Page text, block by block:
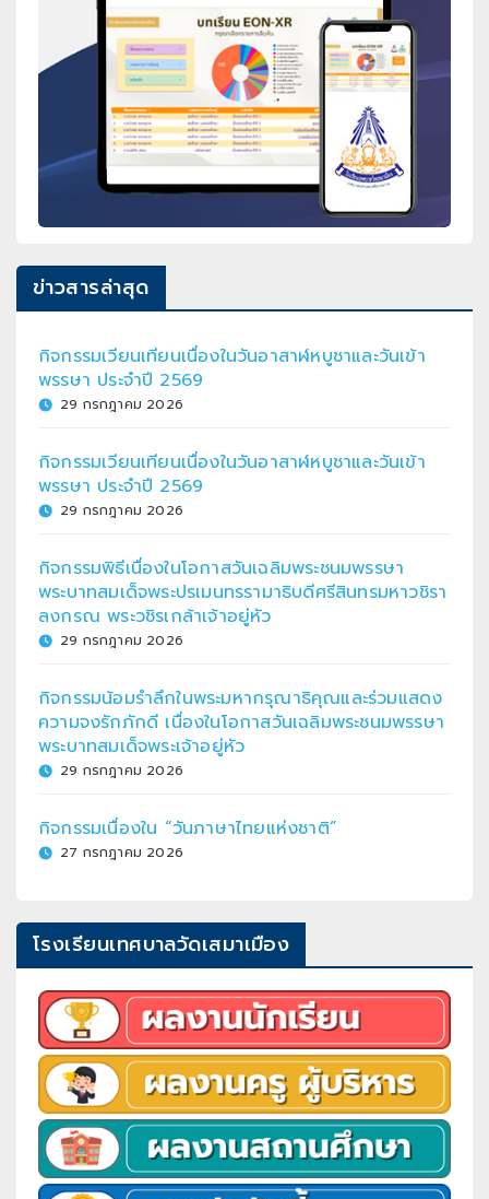
ข่าวสารล่าสุด
กิจกรรมเวียนเทียนเนื่องในวันอาสาฬหบูชาและวันเข้า
พรรษา ประจำปี 2569
29 กรกฎาคม 2026
กิจกรรมเวียนเทียนเนื่องในวันอาสาฬหบูชาและวันเข้า
พรรษา ประจำปี 2569
29 กรกฎาคม 2026
กิจกรรมพิธีเนื่องในโอกาสวันเฉลิมพระชนมพรรษา
พระบาทสมเด็จพระปรเมนทรรามาธิบดีศรีสินทรมหาวชิรา
ลงกรณ พระวชิรเกล้าเจ้าอยู่หัว
29 กรกฎาคม 2026
กิจกรรมน้อมรำลึกในพระมหากรุณาธิคุณและร่วมแสดง
ความจงรักภักดี เนื่องในโอกาสวันเฉลิมพระชนมพรรษา
พระบาทสมเด็จพระเจ้าอยู่หัว
29 กรกฎาคม 2026
กิจกรรมเนื่องใน “วันภาษาไทยแห่งชาติ”
27 กรกฎาคม 2026
โรงเรียนเทศบาลวัดเสมาเมือง